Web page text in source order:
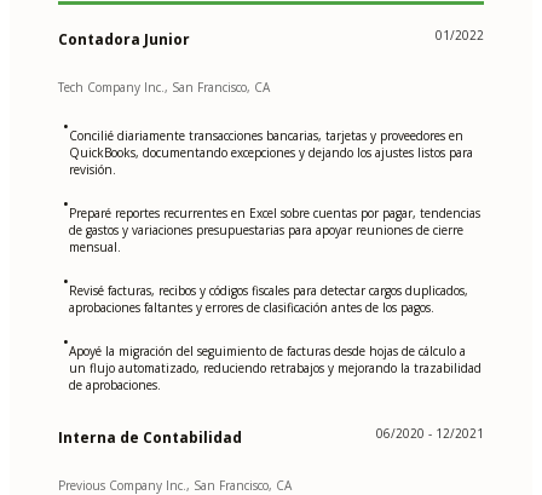
Contadora Junior 01/2022
Tech Company Inc., San Francisco, CA
•Concilié diariamente transacciones bancarias, tarjetas y proveedores en
QuickBooks, documentando excepciones y dejando los ajustes listos para
revisión.
•Preparé reportes recurrentes en Excel sobre cuentas por pagar, tendencias
de gastos y variaciones presupuestarias para apoyar reuniones de cierre
mensual.
•Revisé facturas, recibos y códigos fiscales para detectar cargos duplicados,
aprobaciones faltantes y errores de clasificación antes de los pagos.
•Apoyé la migración del seguimiento de facturas desde hojas de cálculo a
un flujo automatizado, reduciendo retrabajos y mejorando la trazabilidad
de aprobaciones.
Interna de Contabilidad 06/2020 - 12/2021
Previous Company Inc., San Francisco, CA